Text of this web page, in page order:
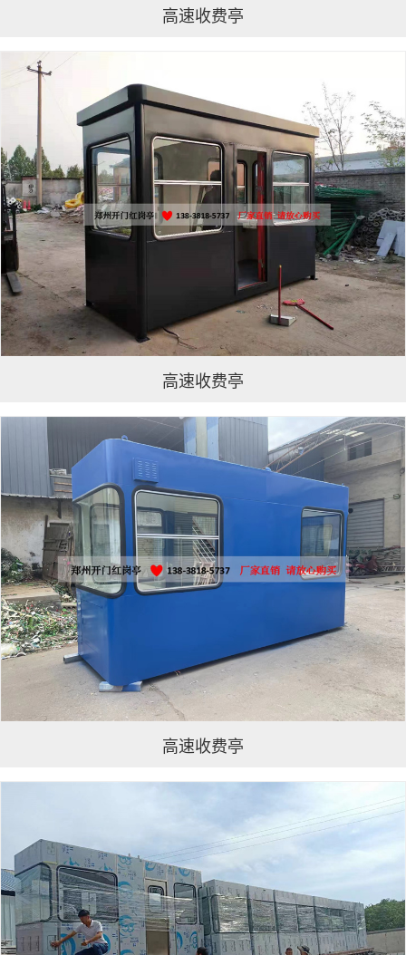
高速收费亭
高速收费亭
高速收费亭